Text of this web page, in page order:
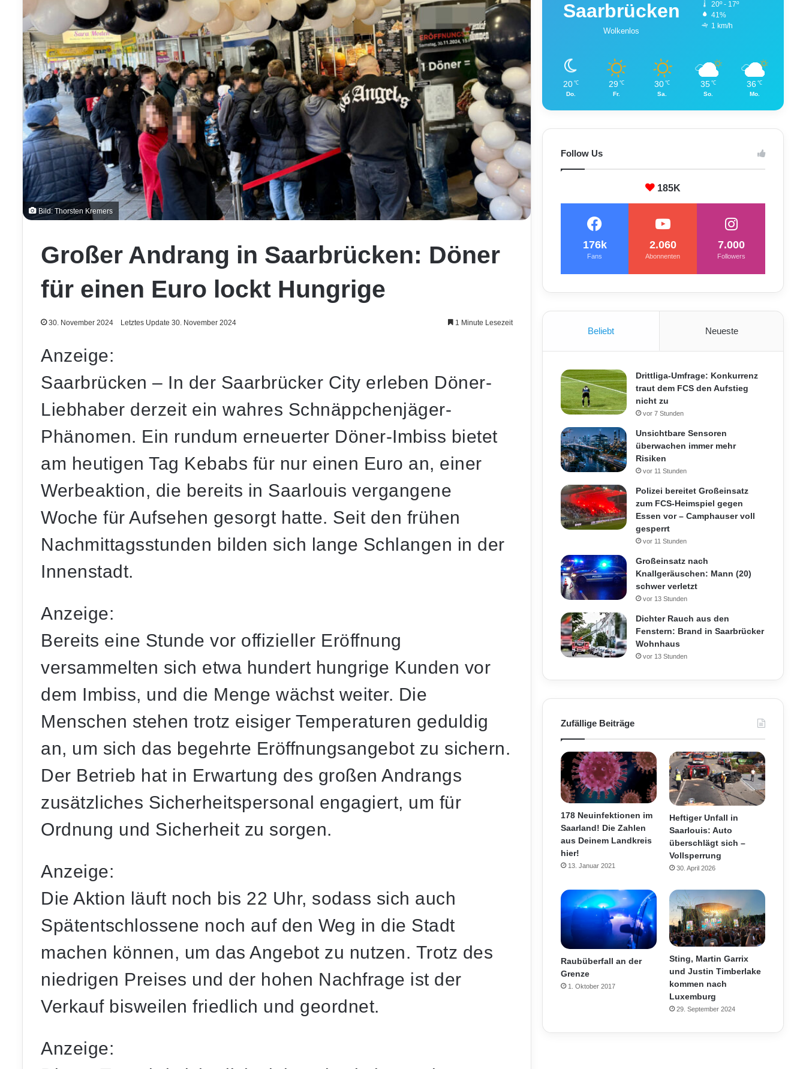
Bild: Thorsten Kremers
Großer Andrang in Saarbrücken: Döner
für einen Euro lockt Hungrige
30. November 2024 Letztes Update 30. November 2024 1 Minute Lesezeit
Anzeige:
Saarbrücken – In der Saarbrücker City erleben Döner-
Liebhaber derzeit ein wahres Schnäppchenjäger-
Phänomen. Ein rundum erneuerter Döner-Imbiss bietet
am heutigen Tag Kebabs für nur einen Euro an, einer
Werbeaktion, die bereits in Saarlouis vergangene
Woche für Aufsehen gesorgt hatte. Seit den frühen
Nachmittagsstunden bilden sich lange Schlangen in der
Innenstadt.
Anzeige:
Bereits eine Stunde vor offizieller Eröffnung
versammelten sich etwa hundert hungrige Kunden vor
dem Imbiss, und die Menge wächst weiter. Die
Menschen stehen trotz eisiger Temperaturen geduldig
an, um sich das begehrte Eröffnungsangebot zu sichern.
Der Betrieb hat in Erwartung des großen Andrangs
zusätzliches Sicherheitspersonal engagiert, um für
Ordnung und Sicherheit zu sorgen.
Anzeige:
Die Aktion läuft noch bis 22 Uhr, sodass sich auch
Spätentschlossene noch auf den Weg in die Stadt
machen können, um das Angebot zu nutzen. Trotz des
niedrigen Preises und der hohen Nachfrage ist der
Verkauf bisweilen friedlich und geordnet.
Anzeige:
Saarbrücken
Wolkenlos
20º - 17º
41%
1 km/h
20 ℃
Do.
29 ℃
Fr.
30 ℃
Sa.
35 ℃
So.
36 ℃
Mo.
Follow Us
185K
176k
Fans
2.060
Abonnenten
7.000
Followers
Beliebt Neueste
Drittliga-Umfrage: Konkurrenz
traut dem FCS den Aufstieg
nicht zu
vor 7 Stunden
Unsichtbare Sensoren
überwachen immer mehr
Risiken
vor 11 Stunden
Polizei bereitet Großeinsatz
zum FCS-Heimspiel gegen
Essen vor – Camphauser voll
gesperrt
vor 11 Stunden
Großeinsatz nach
Knallgeräuschen: Mann (20)
schwer verletzt
vor 13 Stunden
Dichter Rauch aus den
Fenstern: Brand in Saarbrücker
Wohnhaus
vor 13 Stunden
Zufällige Beiträge
178 Neuinfektionen im
Saarland! Die Zahlen
aus Deinem Landkreis
hier!
13. Januar 2021
Heftiger Unfall in
Saarlouis: Auto
überschlägt sich –
Vollsperrung
30. April 2026
Raubüberfall an der
Grenze
1. Oktober 2017
Sting, Martin Garrix
und Justin Timberlake
kommen nach
Luxemburg
29. September 2024